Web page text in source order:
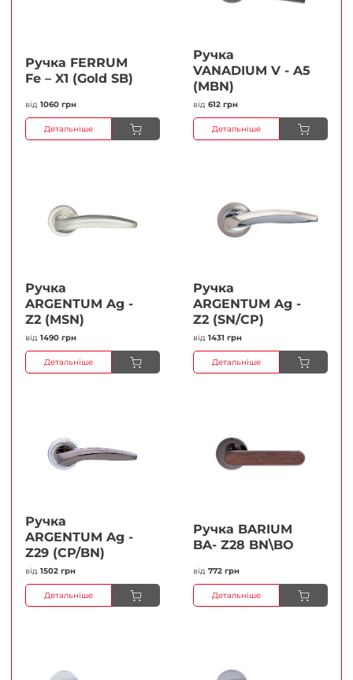
Ручка FERRUМ
Fe – X1 (Gold SB)
від 1060 грн
Детальніше
Ручка
VANADIUM V - A5
(MBN)
від 612 грн
Детальніше
Ручка
ARGENTUM Ag -
Z2 (MSN)
від 1490 грн
Детальніше
Ручка
ARGENTUM Ag -
Z2 (SN/CP)
від 1431 грн
Детальніше
Ручка
ARGENTUM Ag -
Z29 (CP/BN)
від 1502 грн
Детальніше
Ручка BARIUM
BA- Z28 BN\BO
від 772 грн
Детальніше